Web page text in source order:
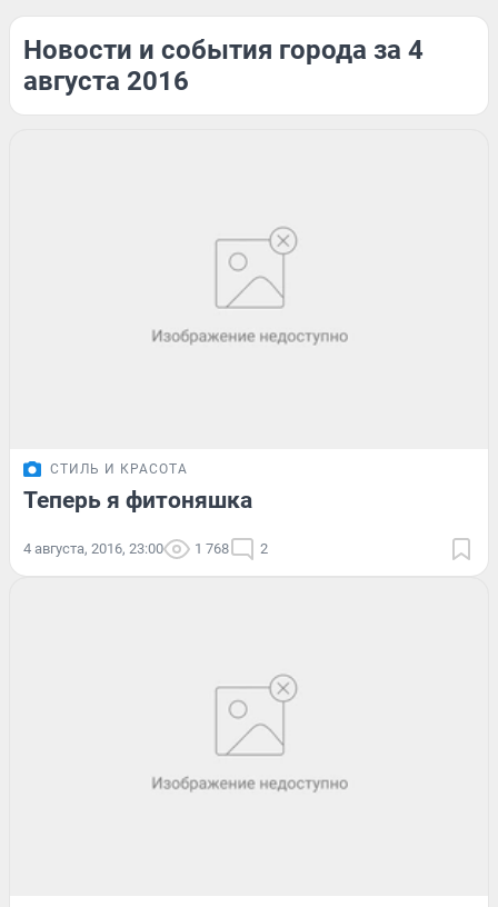
Новости и события города за 4
августа 2016
СТИЛЬ И КРАСОТА
Теперь я фитоняшка
4 августа, 2016, 23:00 1 768 2